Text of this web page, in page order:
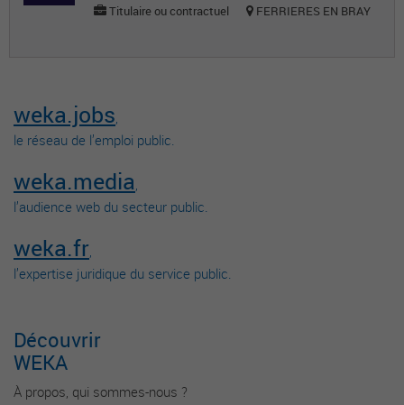
Titulaire ou contractuel
FERRIERES EN BRAY
weka.jobs,
le réseau de l’emploi public.
weka.media,
l’audience web du secteur public.
weka.fr,
l’expertise juridique du service public.
Découvrir
WEKA
À propos, qui sommes-nous ?